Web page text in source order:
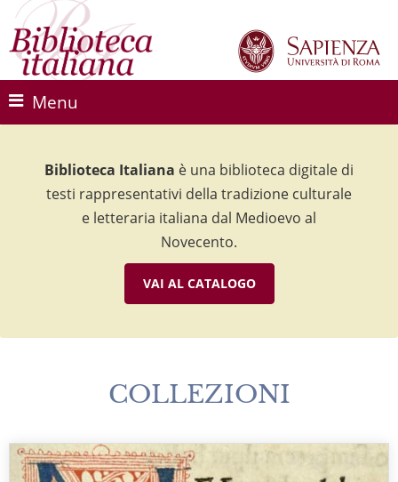
Menu
Biblioteca Italiana è una biblioteca digitale di
testi rappresentativi della tradizione culturale
e letteraria italiana dal Medioevo al
Novecento.
VAI AL CATALOGO
Biblioteca Italiana è una biblioteca digitale di
testi rappresentativi della tradizione culturale
e letteraria italiana dal Medioevo al
Novecento.
VAI AL CATALOGO
Biblioteca Italiana è una biblioteca digitale di
testi rappresentativi della tradizione culturale
e letteraria italiana dal Medioevo al
Novecento.
VAI AL CATALOGO
COLLEZIONI